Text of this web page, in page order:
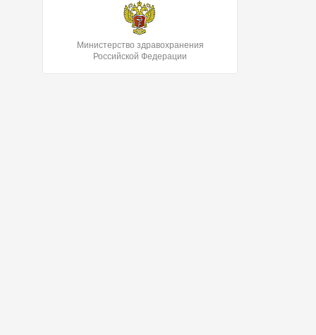
Министерство здравохранения
Российской Федерации